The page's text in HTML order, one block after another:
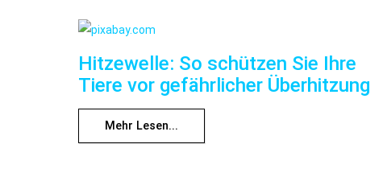
Hitzewelle: So schützen Sie Ihre
Tiere vor gefährlicher Überhitzung
Mehr Lesen...